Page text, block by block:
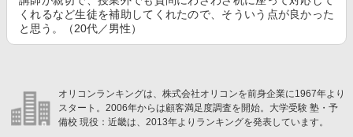
くれるなど生徒を補助してくれたので、そういう点が良かった
と思う。（20代／男性）
オリコンランキングは、株式会社オリコンを前身企業に1967年より
スタート。2006年からは顧客満足度調査を開始。大学受験 塾・予
備校 現役：近畿は、2013年よりランキングを発表しています。